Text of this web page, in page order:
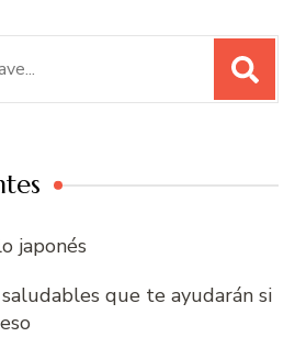
japonés
que te ayudarán si